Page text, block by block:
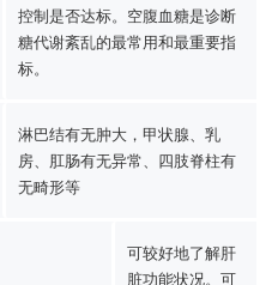
控制是否达标。空腹血糖是诊断
糖代谢紊乱的最常用和最重要指
标。
淋巴结有无肿大，甲状腺、乳
房、肛肠有无异常、四肢脊柱有
无畸形等
可较好地了解肝
脏功能状况。可